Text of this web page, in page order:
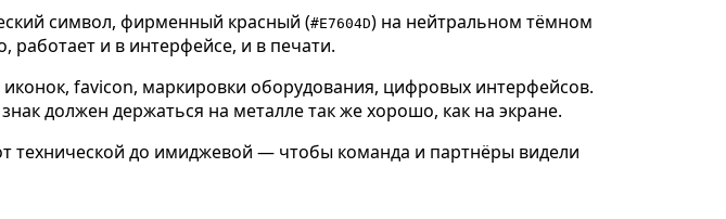
символ, фирменный красный (#E7604D) на нейтральном тёмном
работает и в интерфейсе, и в печати.
favicon, маркировки оборудования, цифровых интерфейсов.
должен держаться на металле так же хорошо, как на экране.
технической до имиджевой — чтобы команда и партнёры видели